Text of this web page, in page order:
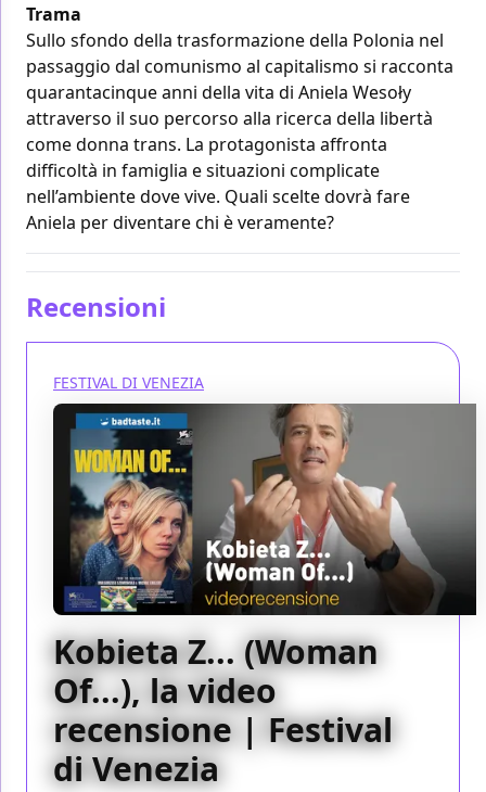
Trama
Sullo sfondo della trasformazione della Polonia nel
passaggio dal comunismo al capitalismo si racconta
quarantacinque anni della vita di Aniela Wesoły
attraverso il suo percorso alla ricerca della libertà
come donna trans. La protagonista affronta
difficoltà in famiglia e situazioni complicate
nell’ambiente dove vive. Quali scelte dovrà fare
Aniela per diventare chi è veramente?
Recensioni
FESTIVAL DI VENEZIA
Kobieta Z... (Woman
Of...), la video
recensione | Festival
di Venezia